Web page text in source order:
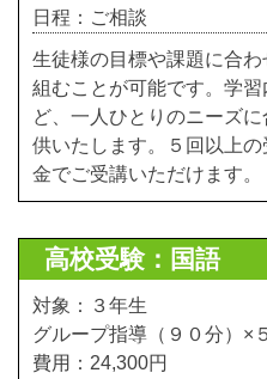
日程：ご相談
生徒様の目標や課題に合
組むことが可能です。学
ど、一人ひとりのニーズ
供いたします。５回以上
金でご受講いただけます。
高校受験：国語
対象：３年生
グループ指導（９０分）×
費用：24,300円